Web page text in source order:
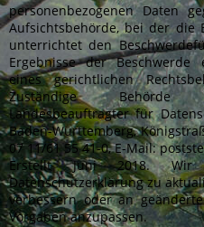
personenbezogenen Daten
Aufsichtsbehörde, bei der die
unterrichtet den
Ergebnisse der
eines gerichtlichen
Zuständige Behörde
Landesbeauftragter für
Baden-Württemberg,
07 11/61 55 41-0, E-Mail:
Erstellt Juni 2018.
Datenschutzerklärung zu
verbessern oder an
Vorgaben anzupassen.